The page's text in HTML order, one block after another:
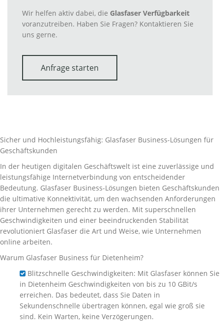
Wir helfen aktiv dabei, die Glasfaser Verfügbarkeit
voranzutreiben. Haben Sie Fragen? Kontaktieren Sie
uns gerne.
Anfrage starten
Sicher und Hochleistungsfähig: Glasfaser Business-Lösungen für
Geschäftskunden
In der heutigen digitalen Geschäftswelt ist eine zuverlässige und
leistungsfähige Internetverbindung von entscheidender
Bedeutung. Glasfaser Business-Lösungen bieten Geschäftskunden
die ultimative Konnektivität, um den wachsenden Anforderungen
ihrer Unternehmen gerecht zu werden. Mit superschnellen
Geschwindigkeiten und einer beeindruckenden Stabilität
revolutioniert Glasfaser die Art und Weise, wie Unternehmen
online arbeiten.
Warum Glasfaser Business für Dietenheim?
Blitzschnelle Geschwindigkeiten: Mit Glasfaser können Sie
in Dietenheim Geschwindigkeiten von bis zu 10 GBit/s
erreichen. Das bedeutet, dass Sie Daten in
Sekundenschnelle übertragen können, egal wie groß sie
sind. Kein Warten, keine Verzögerungen.